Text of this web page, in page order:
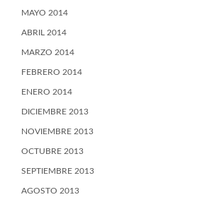
MAYO 2014
ABRIL 2014
MARZO 2014
FEBRERO 2014
ENERO 2014
DICIEMBRE 2013
NOVIEMBRE 2013
OCTUBRE 2013
SEPTIEMBRE 2013
AGOSTO 2013